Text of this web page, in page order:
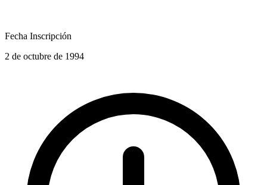
Fecha Inscripción
2 de octubre de 1994